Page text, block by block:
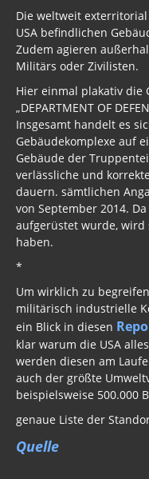
Die weltweit
USA befindlichen
Zudem agieren
Militärs oder Zivilisten.
Hier einmal plakativ die
„DEPARTMENT OF
Insgesamt handelt es
Gebäudekomplexe auf
Gebäude der
verlässliche und
dauern. sämtlichen
von September 2014.
aufgerüstet wurde,
haben.
*
Um wirklich zu
militärisch industrielle
ein Blick in diesen
klar warum die USA
werden diesen am
auch der größte
beispielsweise 500.000
genaue Liste der
Quelle